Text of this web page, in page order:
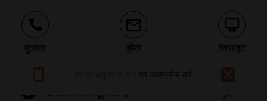
बुलाना ईमेल वेबसाइट
समस्या की सूचना दें
ऐप डाउनलोड करें